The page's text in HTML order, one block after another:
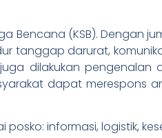
Bencana (KSB). Dengan
tanggap darurat,
dilakukan pengenalan
dapat merespons
informasi, logistik,